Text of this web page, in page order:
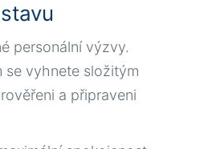
personální výzvy.
se vyhnete složitým
a připraveni